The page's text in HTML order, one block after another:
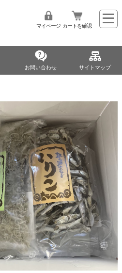
マイページ カートを確認
お問い合わせ サイトマップ